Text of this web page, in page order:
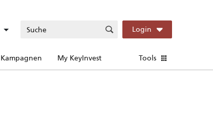
Login
Kampagnen My KeyInvest Tools